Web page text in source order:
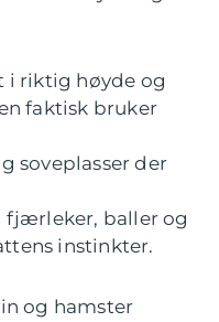
i riktig høyde og
faktisk bruker
soveplasser der
fjærleker, baller og
instinkter.
og hamster